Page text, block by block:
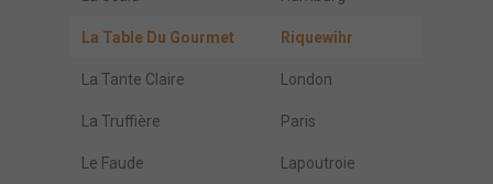
La Table Du Gourmet Riquewihr
La Tante Claire London
La Truffière Paris
Le Faude Lapoutroie